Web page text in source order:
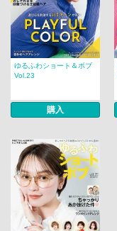
ゆるふわショート＆ボブ
Vol.23
購入